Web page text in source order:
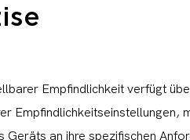
Empfindlichkeit verfügt
Empfindlichkeitseinstellungen,
Geräts an ihre spezifischen